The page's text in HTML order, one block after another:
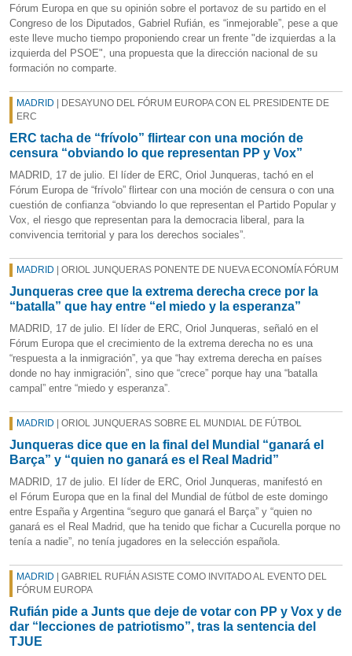
Fórum Europa en que su opinión sobre el portavoz de su partido en el
Congreso de los Diputados, Gabriel Rufián, es “inmejorable”, pese a que
este lleve mucho tiempo proponiendo crear un frente "de izquierdas a la
izquierda del PSOE", una propuesta que la dirección nacional de su
formación no comparte.
MADRID | DESAYUNO DEL FÓRUM EUROPA CON EL PRESIDENTE DE
ERC
ERC tacha de “frívolo” flirtear con una moción de
censura “obviando lo que representan PP y Vox”
MADRID, 17 de julio. El líder de ERC, Oriol Junqueras, tachó en el
Fórum Europa de “frívolo” flirtear con una moción de censura o con una
cuestión de confianza “obviando lo que representan el Partido Popular y
Vox, el riesgo que representan para la democracia liberal, para la
convivencia territorial y para los derechos sociales”.
MADRID | ORIOL JUNQUERAS PONENTE DE NUEVA ECONOMÍA FÓRUM
Junqueras cree que la extrema derecha crece por la
“batalla” que hay entre “el miedo y la esperanza”
MADRID, 17 de julio. El líder de ERC, Oriol Junqueras, señaló en el
Fórum Europa que el crecimiento de la extrema derecha no es una
“respuesta a la inmigración”, ya que “hay extrema derecha en países
donde no hay inmigración”, sino que “crece” porque hay una “batalla
campal” entre “miedo y esperanza”.
MADRID | ORIOL JUNQUERAS SOBRE EL MUNDIAL DE FÚTBOL
Junqueras dice que en la final del Mundial “ganará el
Barça” y “quien no ganará es el Real Madrid”
MADRID, 17 de julio. El líder de ERC, Oriol Junqueras, manifestó en
el Fórum Europa que en la final del Mundial de fútbol de este domingo
entre España y Argentina “seguro que ganará el Barça” y “quien no
ganará es el Real Madrid, que ha tenido que fichar a Cucurella porque no
tenía a nadie”, no tenía jugadores en la selección española.
MADRID | GABRIEL RUFIÁN ASISTE COMO INVITADO AL EVENTO DEL
FÓRUM EUROPA
Rufián pide a Junts que deje de votar con PP y Vox y de
dar “lecciones de patriotismo”, tras la sentencia del
TJUE